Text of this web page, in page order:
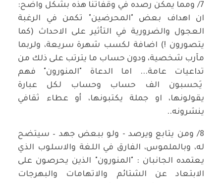
7/ ومما يمكن رصده في وقفاتنا هذه بشكل واضح:
ان اهداف بعض "المحرضين" تكمن في الرغبة
العجول والضرورية في التأثير على الاحداث (كما
يتصورون !) اضافة لكسب شهرة سريعة، ولربما
مآرب شخصية، ودون حساب ما يترتب على ذلك من
تداعيات عامة... اما الدعاة "المنورون" فهم
يَحسبون الف حساب وحساب لكل عبارة
يقولونها، او جملة يكتبونها، أو عطاء ثقافي
ينشرونه..
8/ ومن يتابع ويرصد - ولو ببعض جهد – سيتضح
له، وبالملموس، الفارق في اللغة والاسلوب الذي
يعتمده الجانبان : "المنورون" الذين يحرصون على
الابتعاد عن الشتائم والاتهامات والبهرجات